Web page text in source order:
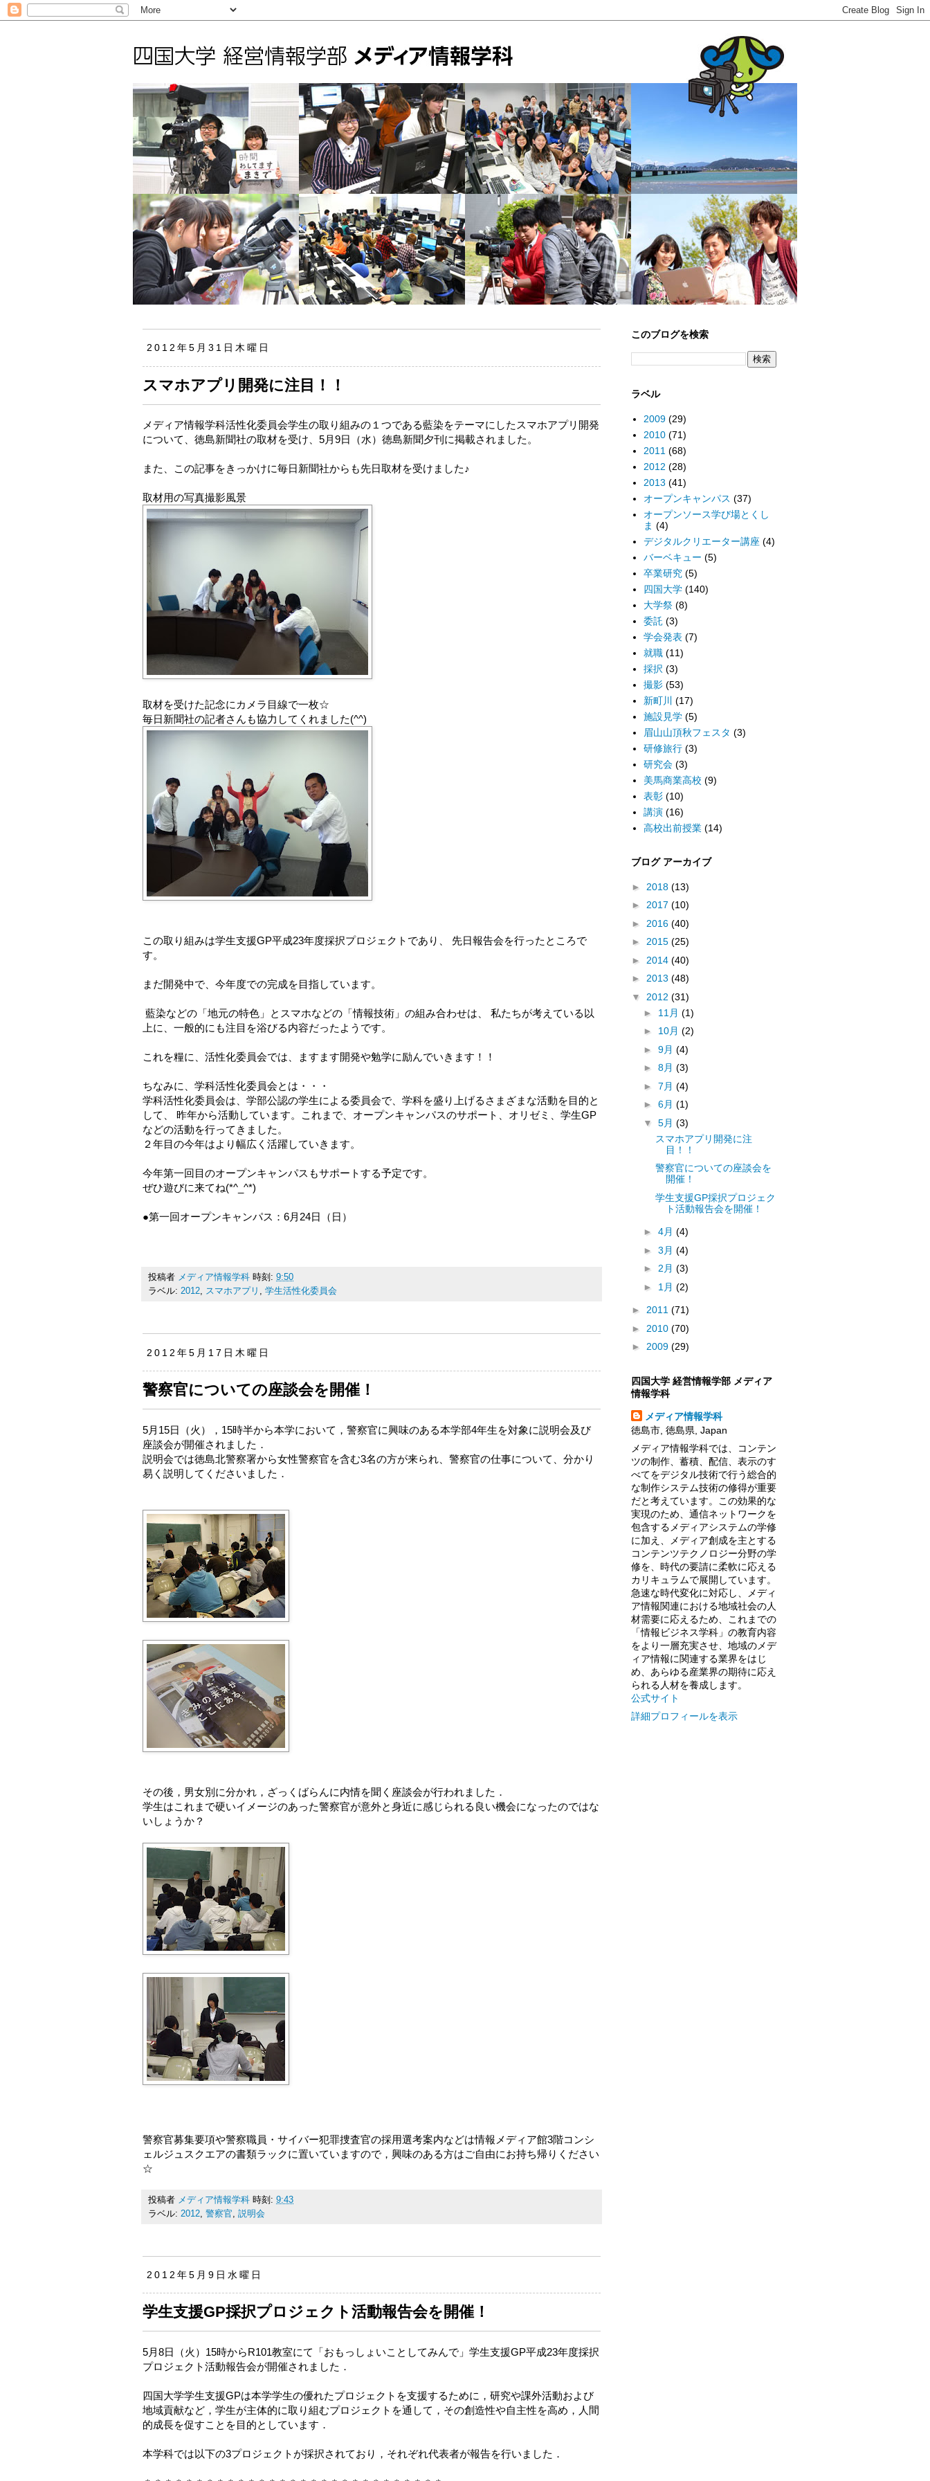
2012年5月31日木曜日
スマホアプリ開発に注目！！
メディア情報学科活性化委員会学生の取り組みの１つである藍染をテーマにしたスマホアプリ開発
について、徳島新聞社の取材を受け、5月9日（水）徳島新聞夕刊に掲載されました。
また、この記事をきっかけに毎日新聞社からも先日取材を受けました♪
取材用の写真撮影風景
取材を受けた記念にカメラ目線で一枚☆
毎日新聞社の記者さんも協力してくれました(^^)
この取り組みは学生支援GP平成23年度採択プロジェクトであり、 先日報告会を行ったところで
す。
まだ開発中で、今年度での完成を目指しています。
藍染などの「地元の特色」とスマホなどの「情報技術」の組み合わせは、 私たちが考えている以
上に、一般的にも注目を浴びる内容だったようです。
これを糧に、活性化委員会では、ますます開発や勉学に励んでいきます！！
ちなみに、学科活性化委員会とは・・・
学科活性化委員会は、学部公認の学生による委員会で、学科を盛り上げるさまざまな活動を目的と
して、 昨年から活動しています。これまで、オープンキャンパスのサポート、オリゼミ、学生GP
などの活動を行ってきました。
２年目の今年はより幅広く活躍していきます。
今年第一回目のオープンキャンパスもサポートする予定です。
ぜひ遊びに来てね(*^_^*)
●第一回オープンキャンパス：6月24日（日）
投稿者 メディア情報学科 時刻: 9:50
ラベル: 2012, スマホアプリ , 学生活性化委員会
2012年5月17日木曜日
警察官についての座談会を開催！
5月15日（火），15時半から本学において，警察官に興味のある本学部4年生を対象に説明会及び
座談会が開催されました．
説明会では徳島北警察署から女性警察官を含む3名の方が来られ、警察官の仕事について、分かり
易く説明してくださいました．
その後，男女別に分かれ，ざっくばらんに内情を聞く座談会が行われました．
学生はこれまで硬いイメージのあった警察官が意外と身近に感じられる良い機会になったのではな
いしょうか？
警察官募集要項や警察職員・サイバー犯罪捜査官の採用選考案内などは情報メディア館3階コンシ
ェルジュスクエアの書類ラックに置いていますので，興味のある方はご自由にお持ち帰りください
☆
投稿者 メディア情報学科 時刻: 9:43
ラベル: 2012 警察官 説明会
2012年5月9日水曜日
学生支援GP採択プロジェクト活動報告会を開催！
5月8日（火）15時からR101教室にて「おもっしょいことしてみんで」学生支援GP平成23年度採択
プロジェクト活動報告会が開催されました．
四国大学学生支援GPは本学学生の優れたプロジェクトを支援するために，研究や課外活動および
地域貢献など，学生が主体的に取り組むプロジェクトを通して，その創造性や自主性を高め，人間
的成長を促すことを目的としています．
本学科では以下の3プロジェクトが採択されており，それぞれ代表者が報告を行いました．
このブログを検索
ラベル
2009 (29)
2010 (71)
2011 (68)
2012 (28)
2013 (41)
オープンキャンパス (37)
オープンソース学び場とくし
ま (4)
デジタルクリエーター講座 (4)
バーベキュー (5)
卒業研究 (5)
四国大学 (140)
大学祭 (8)
委託 (3)
学会発表 (7)
就職 (11)
採択 (3)
撮影 (53)
新町川 (17)
施設見学 (5)
眉山山頂秋フェスタ (3)
研修旅行 (3)
研究会 (3)
美馬商業高校 (9)
表彰 (10)
講演 (16)
高校出前授業 (14)
ブログ アーカイブ
► 2018 (13)
► 2017 (10)
► 2016 (40)
► 2015 (25)
► 2014 (40)
► 2013 (48)
▼ 2012 (31)
► 11月 (1)
► 10月 (2)
► 9月 (4)
► 8月 (3)
► 7月 (4)
► 6月 (1)
▼ 5月 (3)
スマホアプリ開発に注
目！！
警察官についての座談会を
開催！
学生支援GP採択プロジェク
ト活動報告会を開催！
► 4月 (4)
► 3月 (4)
► 2月 (3)
► 1月 (2)
► 2011 (71)
► 2010 (70)
► 2009 (29)
四国大学 経営情報学部 メディア
情報学科
メディア情報学科
徳島市, 徳島県, Japan
メディア情報学科では、コンテン
ツの制作、蓄積、配信、表示のす
べてをデジタル技術で行う総合的
な制作システム技術の修得が重要
だと考えています。この効果的な
実現のため、通信ネットワークを
包含するメディアシステムの学修
に加え、メディア創成を主とする
コンテンツテクノロジー分野の学
修を、時代の要請に柔軟に応える
カリキュラムで展開しています。
急速な時代変化に対応し、メディ
ア情報関連における地域社会の人
材需要に応えるため、これまでの
「情報ビジネス学科」の教育内容
をより一層充実させ、地域のメデ
ィア情報に関連する業界をはじ
め、あらゆる産業界の期待に応え
られる人材を養成します。
公式サイト
詳細プロフィールを表示